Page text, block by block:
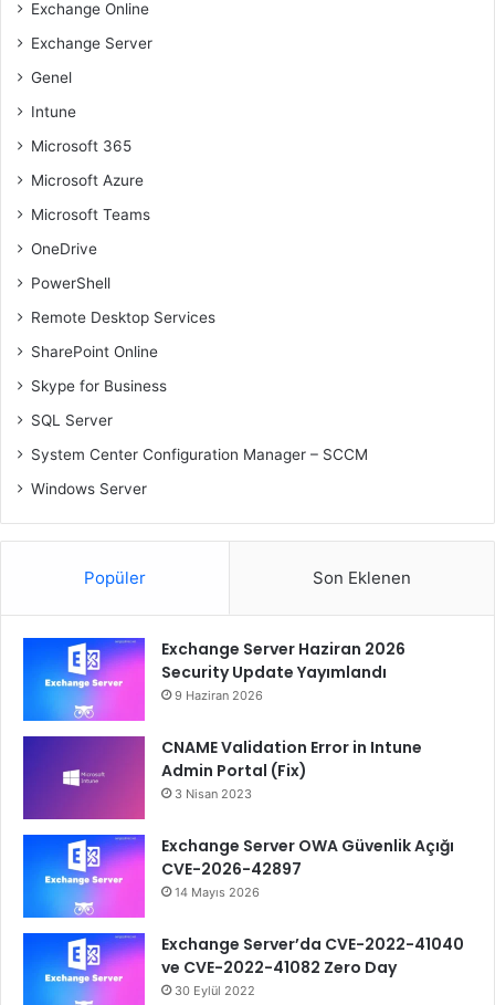
Exchange Online
Exchange Server
Genel
Intune
Microsoft 365
Microsoft Azure
Microsoft Teams
OneDrive
PowerShell
Remote Desktop Services
SharePoint Online
Skype for Business
SQL Server
System Center Configuration Manager – SCCM
Windows Server
Popüler Son Eklenen
Exchange Server Haziran 2026
Security Update Yayımlandı
9 Haziran 2026
CNAME Validation Error in Intune
Admin Portal (Fix)
3 Nisan 2023
Exchange Server OWA Güvenlik Açığı
CVE-2026-42897
14 Mayıs 2026
Exchange Server’da CVE-2022-41040
ve CVE-2022-41082 Zero Day
30 Eylül 2022